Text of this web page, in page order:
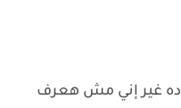
غير إني مش هعرف